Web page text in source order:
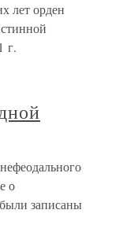
орден
г.
о
записаны